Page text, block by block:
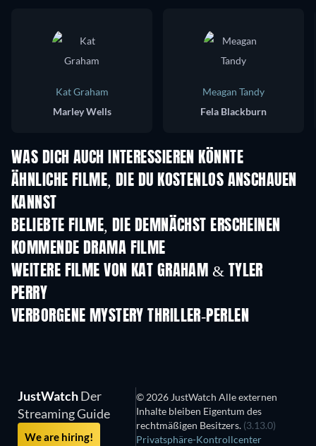
Kat Graham
Marley Wells
Meagan Tandy
Fela Blackburn
WAS DICH AUCH INTERESSIEREN KÖNNTE
ÄHNLICHE FILME, DIE DU KOSTENLOS ANSCHAUEN
KANNST
BELIEBTE FILME, DIE DEMNÄCHST ERSCHEINEN
KOMMENDE DRAMA FILME
WEITERE FILME VON KAT GRAHAM & TYLER
PERRY
VERBORGENE MYSTERY THRILLER-PERLEN
Serie
JustWatchDer
Streaming Guide
We are hiring!
© 2026 JustWatch Alle externen
Inhalte bleiben Eigentum des
rechtmäßigen Besitzers. (3.13.0)
Privatsphäre-Kontrollcenter